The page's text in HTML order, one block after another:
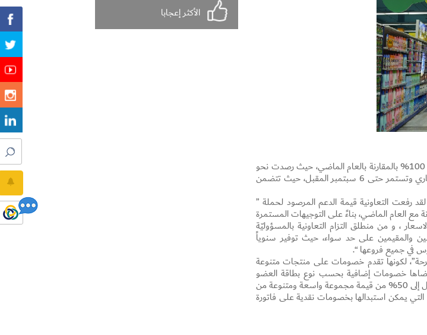
كشف تعاونية الاتحاد عن أنها رفعت نسبة دعم حملة ” العودة إلى المدارس بنسبة 100% بالمقارنة بالعام الماضي، حيث رصدت نحو
3 ملايين درهم لدعم حمله «العودة إلى المدارس» التي ستنطلق في 21 الشهر الجاري وتستمر حتى 6 سبتمبر المقبل، حيث تتضمن
رفعت التعاونية قيمة الدعم المرصود لحملة ”
بنحو 1.5 ملايين درهم بنسبة تصل إلى 100 % بالمقارنة مع العام الماضي، بناءً على التوجيهات المستمرة
، و من منطلق التزام التعاونية بالمسؤوليّة
والمقيمين على حد سواء، حيث توفير سنوياً
في جميع فروعها “.
لكونها تقدم خصومات على منتجات متنوعة
خصومات إضافية بحسب نوع بطاقة العضو
“البطاقة الذهبية للمساهمين والفضية لغير المساهمين”، حيث تقدم خصومات تصل إلى 50% من قيمة مجموعة واسعة ومتنوعة من
يمكن استبدالها بخصومات نقدية على فاتورة
الأكثر إعجابا
Set Youtube